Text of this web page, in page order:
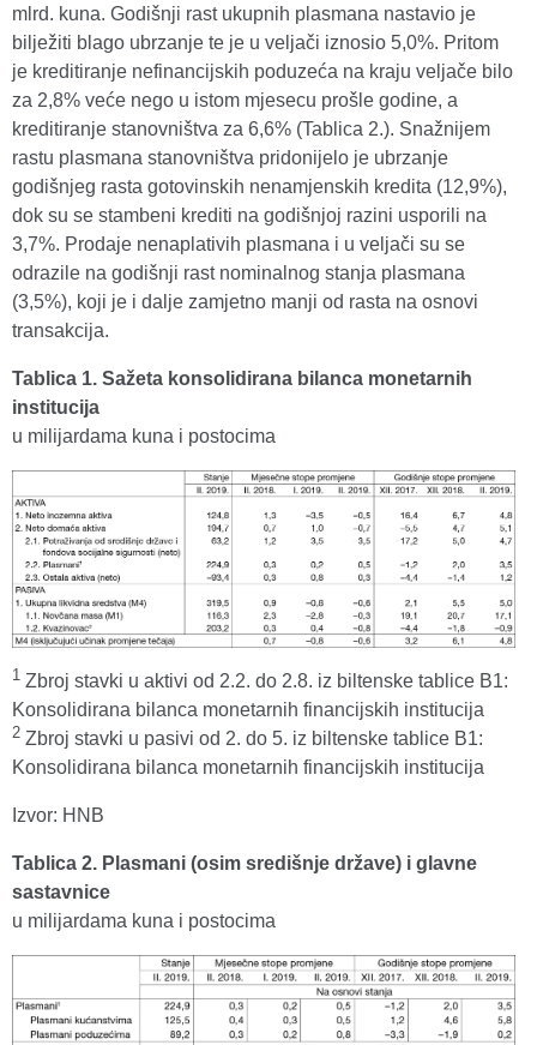
mlrd. kuna. Godišnji rast ukupnih plasmana nastavio je
bilježiti blago ubrzanje te je u veljači iznosio 5,0%. Pritom
je kreditiranje nefinancijskih poduzeća na kraju veljače bilo
za 2,8% veće nego u istom mjesecu prošle godine, a
kreditiranje stanovništva za 6,6% (Tablica 2.). Snažnijem
rastu plasmana stanovništva pridonijelo je ubrzanje
godišnjeg rasta gotovinskih nenamjenskih kredita (12,9%),
dok su se stambeni krediti na godišnjoj razini usporili na
3,7%. Prodaje nenaplativih plasmana i u veljači su se
odrazile na godišnji rast nominalnog stanja plasmana
(3,5%), koji je i dalje zamjetno manji od rasta na osnovi
transakcija.
Tablica 1. Sažeta konsolidirana bilanca monetarnih
institucija
u milijardama kuna i postocima
1 Zbroj stavki u aktivi od 2.2. do 2.8. iz biltenske tablice B1:
Konsolidirana bilanca monetarnih financijskih institucija
2 Zbroj stavki u pasivi od 2. do 5. iz biltenske tablice B1:
Konsolidirana bilanca monetarnih financijskih institucija
Izvor: HNB
Tablica 2. Plasmani (osim središnje države) i glavne
sastavnice
u milijardama kuna i postocima